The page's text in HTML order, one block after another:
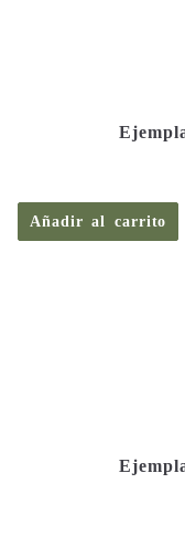
Añadir al carrito